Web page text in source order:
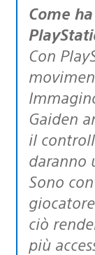
Come ha implementato il
Con
Gaiden
il
daranno
Sono
ciò
più